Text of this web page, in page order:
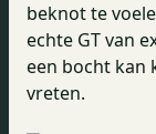
beknot te
echte GT van
een bocht kan
vreten.